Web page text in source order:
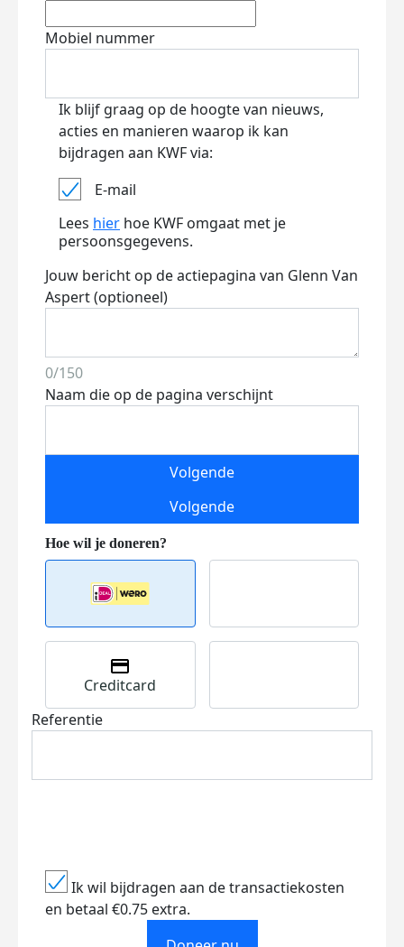
Mobiel nummer
Ik blijf graag op de hoogte van nieuws,
acties en manieren waarop ik kan
bijdragen aan KWF via:
E-mail
Lees hier hoe KWF omgaat met je
persoonsgegevens.
Jouw bericht op de actiepagina van Glenn Van
Aspert (optioneel)
0/150
Naam die op de pagina verschijnt
Volgende
Volgende
Creditcard
Referentie
Ik wil bijdragen aan de transactiekosten
en betaal €0.75 extra.